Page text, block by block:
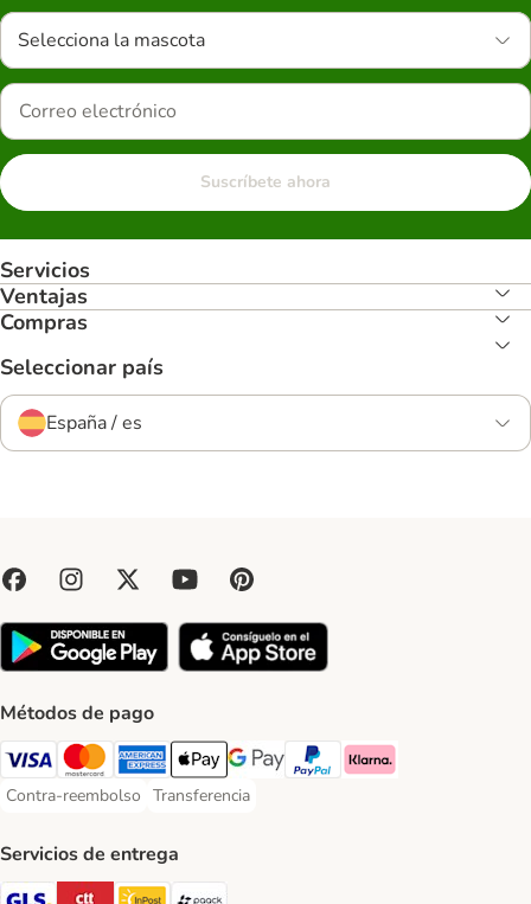
Selecciona la mascota
Suscríbete ahora
Servicios
Ventajas
Compras
Seleccionar país
España / es
Métodos de pago
Visa Payment Method
Mastercard Payment Method
American Express Payment Method
Apple Pay Payment Method
Google Pay Payment Method
PayPal Payment Method
Klarna Payment Method
Contra-reembolso
Contra-reembolso Payment Method
Transferencia
Transferencia Payment Method
Servicios de entrega
GLS Shipping Method
CTTExpress Shipping Method
InPost Shipping Method
paack Shipping Method